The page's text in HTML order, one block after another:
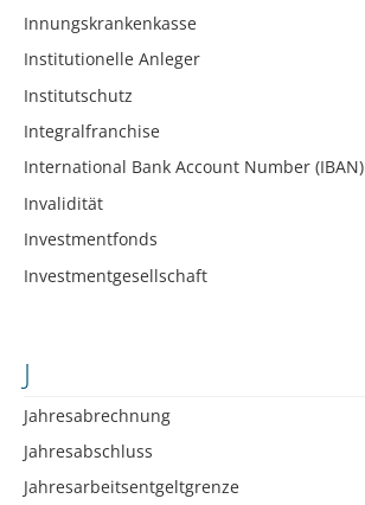
Innungskrankenkasse
Institutionelle Anleger
Institutschutz
Integralfranchise
International Bank Account Number (IBAN)
Invalidität
Investmentfonds
Investmentgesellschaft
J
Jahresabrechnung
Jahresabschluss
Jahresarbeitsentgeltgrenze